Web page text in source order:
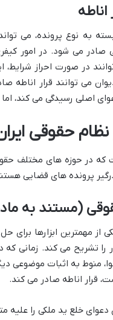
به نوع پرونده، می
صادر می شود. در امور
در صورت احراز شرایط،
می توانند قرار اناطه
اصلی رسیدگی می کند،
نظام حقوقی
که در حوزه های مختلف
پرونده های قضایی
ماده ۱۹ قانون آیین دادرسی
را تشریح می کند. زمانی
منوط به اثبات موضوعی
قرار اناطه صادر می کند.
دعوای خلع ید ملکی را